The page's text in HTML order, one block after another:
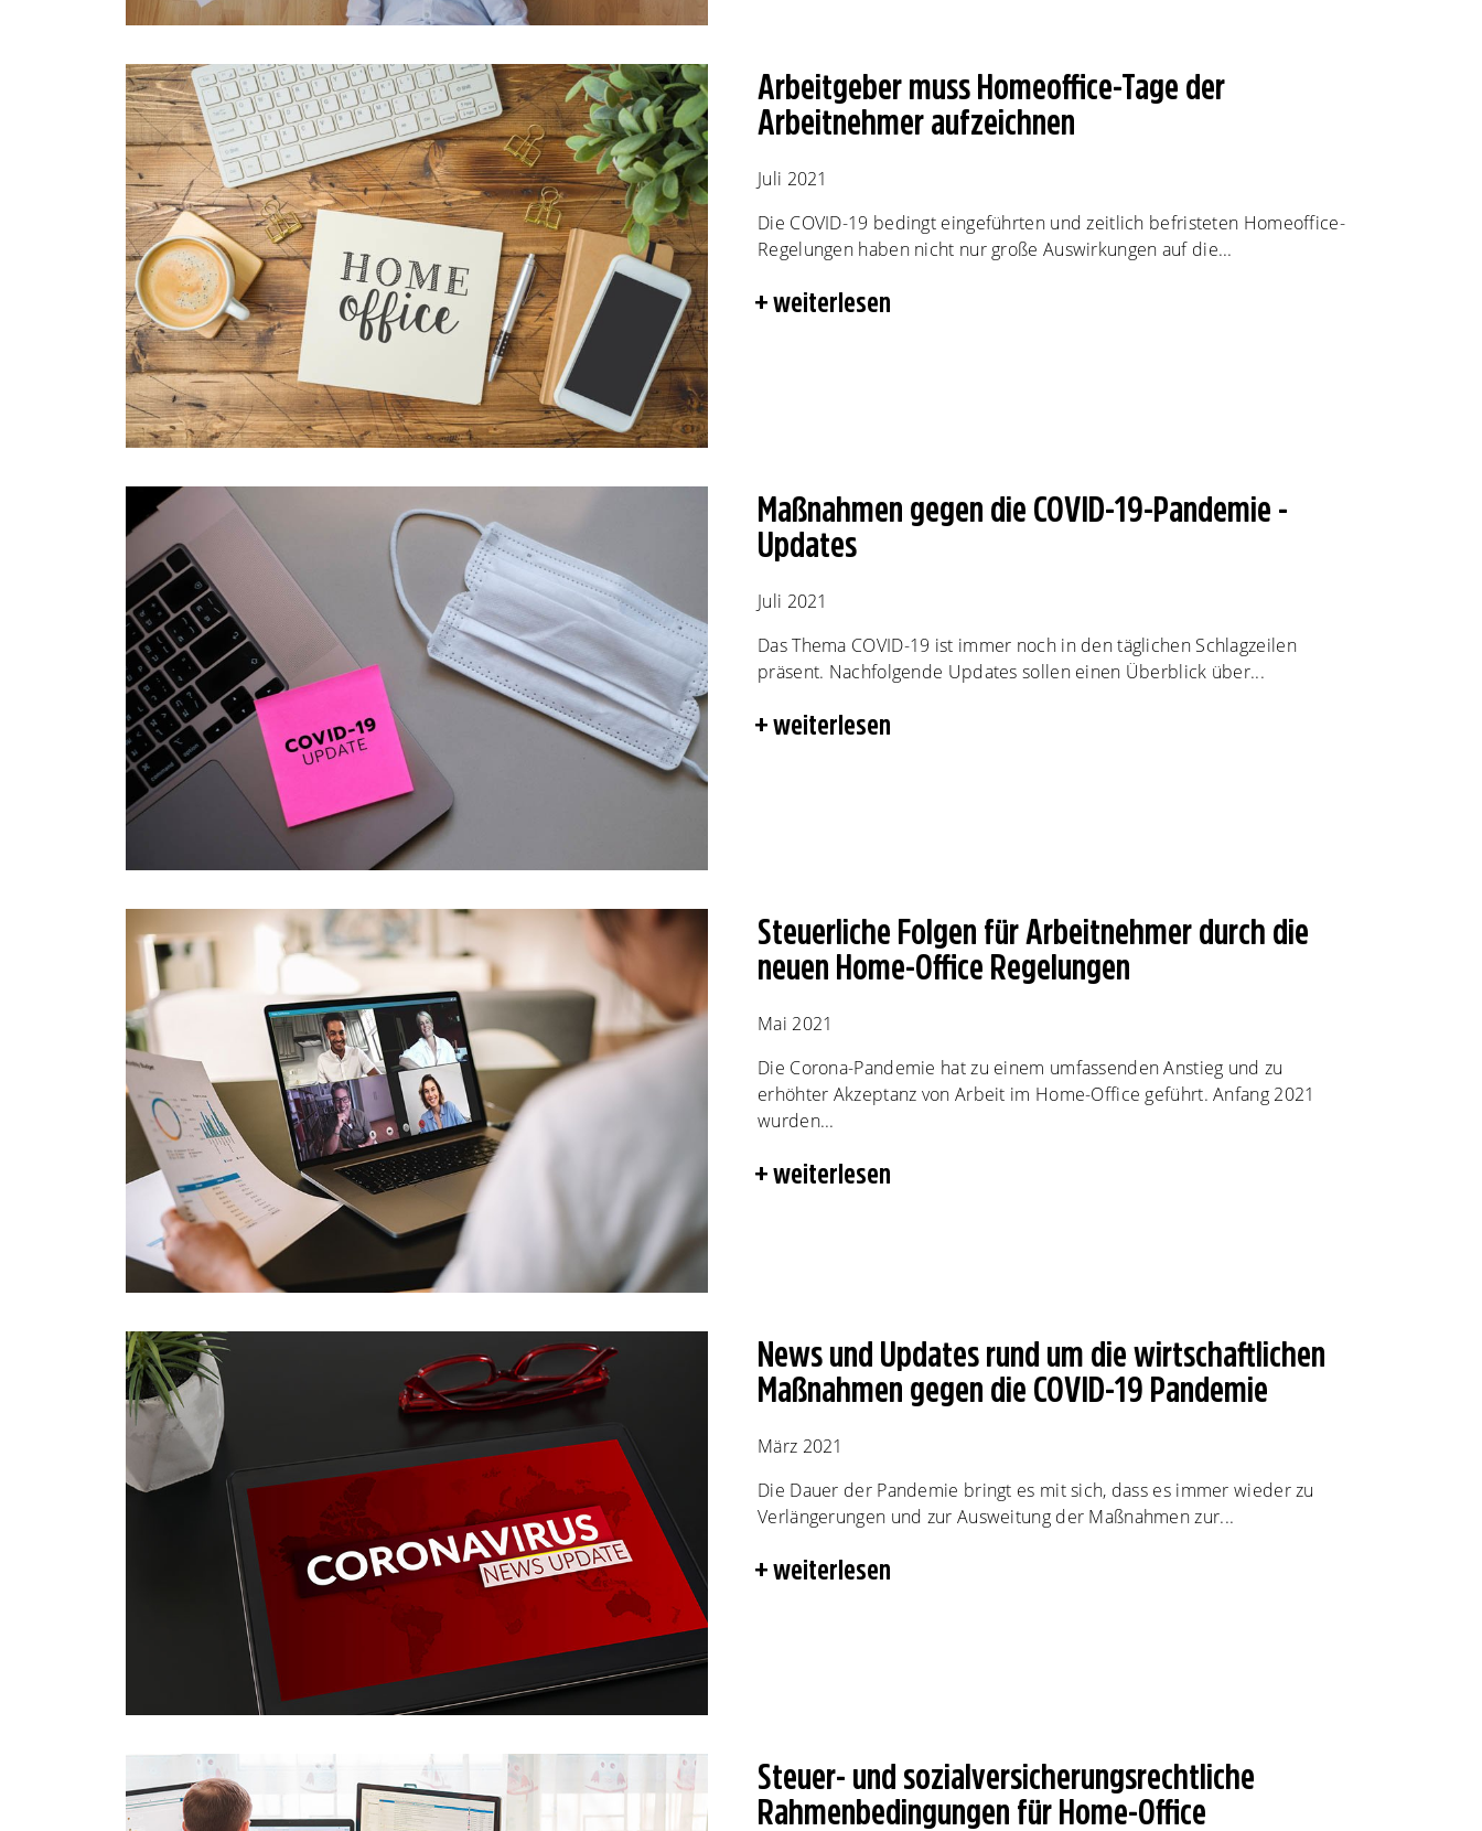
Arbeitgeber muss Homeoffice-Tage der
Arbeitnehmer aufzeichnen
Juli 2021
Die COVID-19 bedingt eingeführten und zeitlich befristeten Homeoffice-
Regelungen haben nicht nur große Auswirkungen auf die...
weiterlesen
Maßnahmen gegen die COVID-19-Pandemie -
Updates
Juli 2021
Das Thema COVID-19 ist immer noch in den täglichen Schlagzeilen
präsent. Nachfolgende Updates sollen einen Überblick über...
weiterlesen
Steuerliche Folgen für Arbeitnehmer durch die
neuen Home-Office Regelungen
Mai 2021
Die Corona-Pandemie hat zu einem umfassenden Anstieg und zu
erhöhter Akzeptanz von Arbeit im Home-Office geführt. Anfang 2021
wurden...
weiterlesen
News und Updates rund um die wirtschaftlichen
Maßnahmen gegen die COVID-19 Pandemie
März 2021
Die Dauer der Pandemie bringt es mit sich, dass es immer wieder zu
Verlängerungen und zur Ausweitung der Maßnahmen zur...
weiterlesen
Steuer- und sozialversicherungs­rechtliche
Rahmenbedingungen für Home-Office